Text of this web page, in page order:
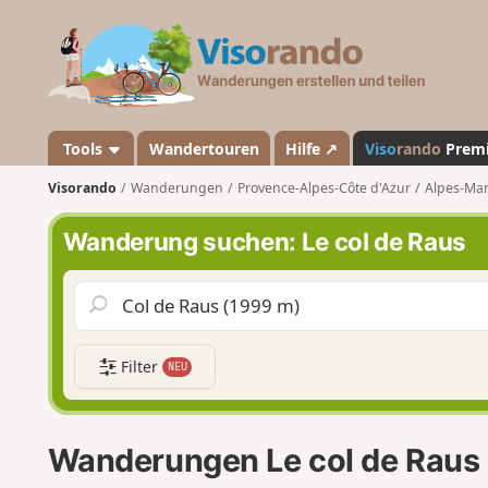
a
n
d
o
Tools Wandertouren Hilfe ↗ Visorando
Visorando Wanderungen Provence-Alpes-Côte d'Azur Alpes-
Wanderung suchen: Le col de Raus
Filter NEU
Wanderungen Le col de Raus